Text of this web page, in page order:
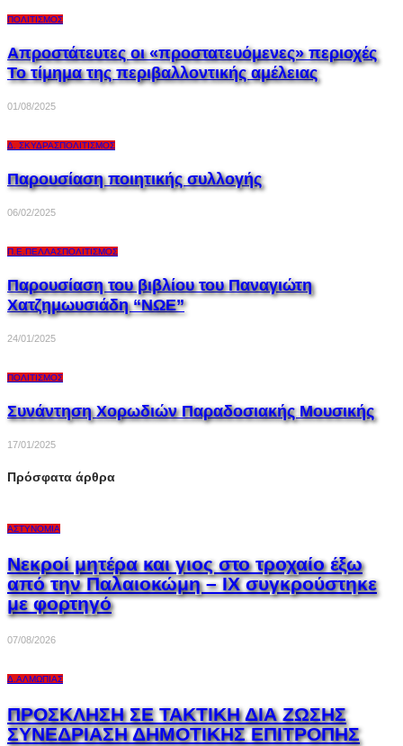
ΠΟΛΙΤΙΣΜΌΣ
Απροστάτευτες οι «προστατευόμενες» περιοχές
Το τίμημα της περιβαλλοντικής αμέλειας
01/08/2025
Δ. ΣΚΎΔΡΑΣΠΟΛΙΤΙΣΜΌΣ
Παρουσίαση ποιητικής συλλογής
06/02/2025
Π.Ε.ΠΈΛΛΑΣΠΟΛΙΤΙΣΜΌΣ
Παρουσίαση του βιβλίου του Παναγιώτη
Χατζημωυσιάδη “ΝΩΕ”
24/01/2025
ΠΟΛΙΤΙΣΜΌΣ
Συνάντηση Χορωδιών Παραδοσιακής Μουσικής
17/01/2025
Πρόσφατα άρθρα
ΑΣΤΥΝΟΜΊΑ
Νεκροί μητέρα και γιος στο τροχαίο έξω
από την Παλαιοκώμη – ΙΧ συγκρούστηκε
με φορτηγό
07/08/2026
Δ.ΑΛΜΩΠΊΑΣ
ΠΡΟΣΚΛΗΣΗ ΣΕ ΤΑΚΤΙΚΗ ΔΙΑ ΖΩΣΗΣ
ΣΥΝΕΔΡΙΑΣΗ ΔΗΜΟΤΙΚΗΣ ΕΠΙΤΡΟΠΗΣ